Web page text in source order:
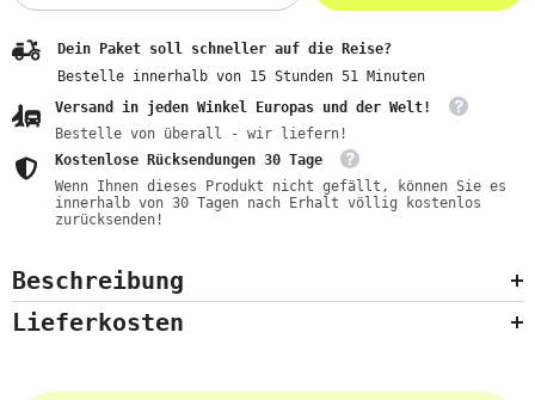
Dein Paket soll schneller auf die Reise?
Bestelle innerhalb von 15 Stunden 51 Minuten
Versand in jeden Winkel Europas und der Welt!
Bestelle von überall - wir liefern!
Kostenlose Rücksendungen 30 Tage
Wenn Ihnen dieses Produkt nicht gefällt, können Sie es
innerhalb von 30 Tagen nach Erhalt völlig kostenlos
zurücksenden!
Beschreibung
Lieferkosten